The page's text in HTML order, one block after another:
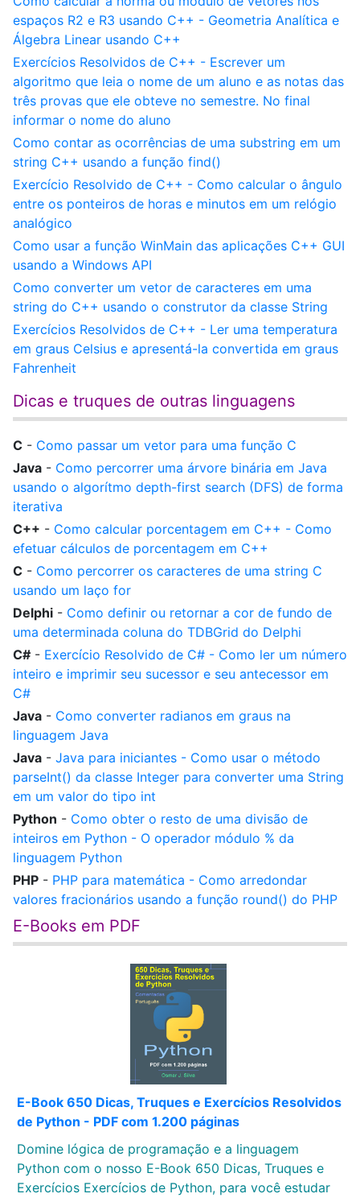
espaços R2 e R3 usando C++ - Geometria Analítica e
Álgebra Linear usando C++
Exercícios Resolvidos de C++ - Escrever um
algoritmo que leia o nome de um aluno e as notas das
três provas que ele obteve no semestre. No final
informar o nome do aluno
Como contar as ocorrências de uma substring em um
string C++ usando a função find()
Exercício Resolvido de C++ - Como calcular o ângulo
entre os ponteiros de horas e minutos em um relógio
analógico
Como usar a função WinMain das aplicações C++ GUI
usando a Windows API
Como converter um vetor de caracteres em uma
string do C++ usando o construtor da classe String
Exercícios Resolvidos de C++ - Ler uma temperatura
em graus Celsius e apresentá-la convertida em graus
Fahrenheit
Dicas e truques de outras linguagens
C - Como passar um vetor para uma função C
Java - Como percorrer uma árvore binária em Java
usando o algorítmo depth-first search (DFS) de forma
iterativa
C++ - Como calcular porcentagem em C++ - Como
efetuar cálculos de porcentagem em C++
C - Como percorrer os caracteres de uma string C
usando um laço for
Delphi - Como definir ou retornar a cor de fundo de
uma determinada coluna do TDBGrid do Delphi
C# - Exercício Resolvido de C# - Como ler um número
inteiro e imprimir seu sucessor e seu antecessor em
C#
Java - Como converter radianos em graus na
linguagem Java
Java - Java para iniciantes - Como usar o método
parseInt() da classe Integer para converter uma String
em um valor do tipo int
Python - Como obter o resto de uma divisão de
inteiros em Python - O operador módulo % da
linguagem Python
PHP - PHP para matemática - Como arredondar
valores fracionários usando a função round() do PHP
E-Books em PDF
E-Book 650 Dicas, Truques e Exercícios Resolvidos
de Python - PDF com 1.200 páginas
Domine lógica de programação e a linguagem
Python com o nosso E-Book 650 Dicas, Truques e
Exercícios Exercícios de Python, para você estudar